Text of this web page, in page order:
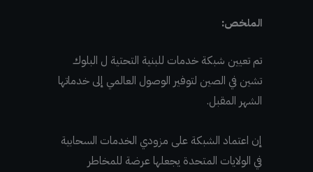
الملخص:
تم تعيين شبكة خدمات للبنية التحتية ل البلوك
تشين في الصين لتوفير الوصول العالمي إلى خدماتها
الشهر المقبل.
إن اعتماد الشبكة على مزودي الخدمات السحابية
في الولايات المتحدة يجعلها عرضة للمخاطر